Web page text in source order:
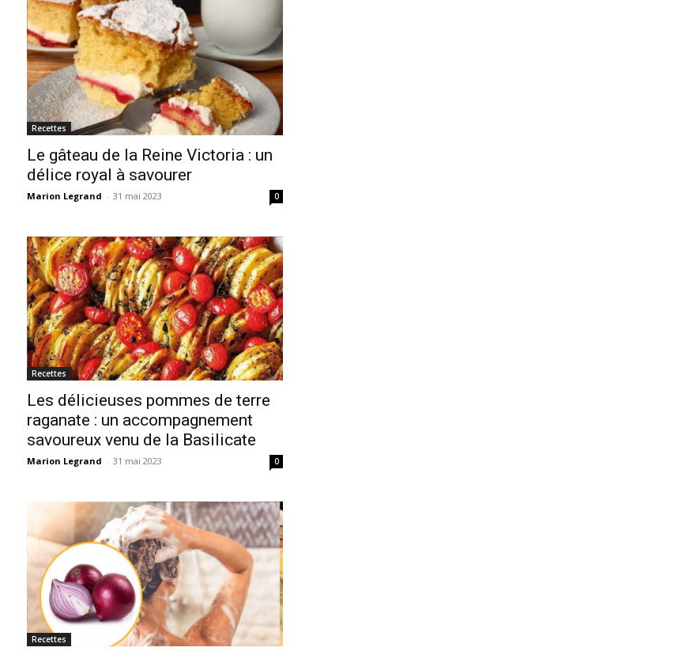
Recettes
Le gâteau de la Reine Victoria : un
délice royal à savourer
Marion Legrand - 31 mai 2023 0
Recettes
Les délicieuses pommes de terre
raganate : un accompagnement
savoureux venu de la Basilicate
Marion Legrand - 31 mai 2023 0
Recettes